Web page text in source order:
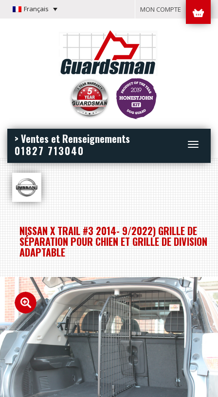
Français MON COMPTE
Toggle
> Ventes et Renseignements
01827 713040
NISSAN X TRAIL #3 2014- 9/2022) GRILLE DE
SÉPARATION POUR CHIEN ET GRILLE DE DIVISION
ADAPTABLE